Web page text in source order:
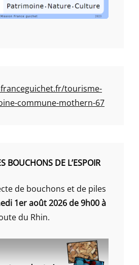
tourisme-
commune-mothern-67
BOUCHONS DE L’ESPOIR
de bouchons et de piles
1er août 2026 de 9h00 à
du Rhin.